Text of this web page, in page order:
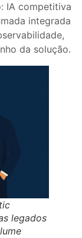
IA competitiva
integrada
da solução.
legados